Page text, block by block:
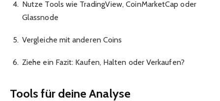
Nutze Tools wie TradingView, CoinMarketCap oder
Glassnode
Vergleiche mit anderen Coins
Ziehe ein Fazit: Kaufen, Halten oder Verkaufen?
Tools für deine Analyse